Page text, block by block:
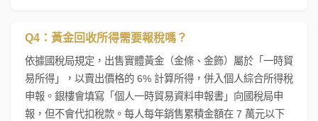
Q4：黃金回收所得需要報稅嗎？
依據國稅局規定，出售實體黃金（金條、金飾）屬於「一時貿
易所得」，以賣出價格的 6% 計算所得，併入個人綜合所得稅
申報。銀樓會填寫「個人一時貿易資料申報書」向國稅局申
報，但不會代扣稅款。每人每年銷售累積金額在 7 萬元以下